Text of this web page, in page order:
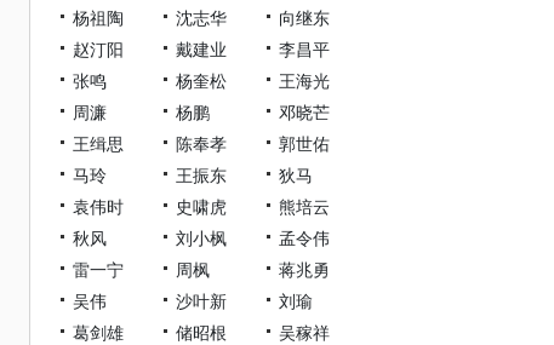
杨祖陶
沈志华
向继东
赵汀阳
戴建业
李昌平
张鸣
杨奎松
王海光
周濂
杨鹏
邓晓芒
王缉思
陈奉孝
郭世佑
马玲
王振东
狄马
袁伟时
史啸虎
熊培云
秋风
刘小枫
孟令伟
雷一宁
周枫
蒋兆勇
吴伟
沙叶新
刘瑜
葛剑雄
储昭根
吴稼祥